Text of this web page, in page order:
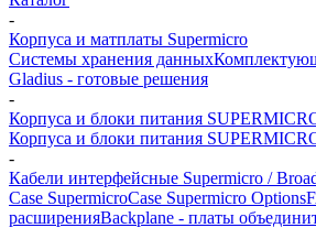
-
Корпуса и матплаты Supermicro
Системы хранения данных
Gladius - готовые решения
-
Корпуса и блоки питания
Корпуса и блоки питания
-
Кабели интерфейсные Supermicro /
Case SupermicroCase Supermicro Options
расширенияBackplane - платы